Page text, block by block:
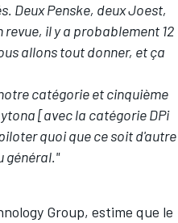
Deux Penske, deux Joest,
revue, il y a probablement 12
allons tout donner, et ça
catégorie et cinquième
[avec la catégorie DPi
quoi que ce soit d'autre
général."
Group, estime que le